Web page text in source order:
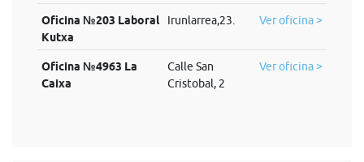
Oficina №203 Laboral
Kutxa
Irunlarrea,23. Ver oficina >
Oficina №4963 La
Caixa
Calle San
Cristobal, 2
Ver oficina >